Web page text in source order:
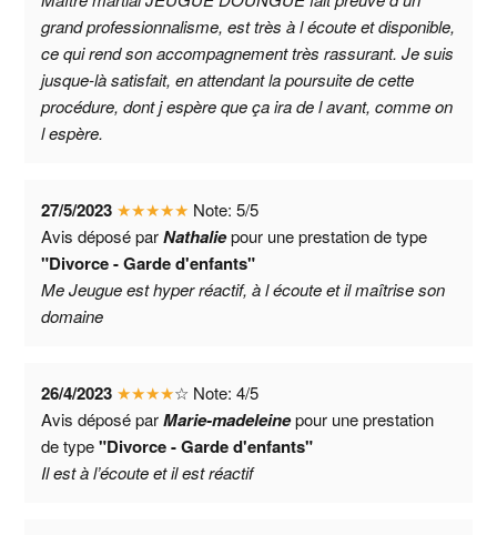
grand professionnalisme, est très à l écoute et disponible,
ce qui rend son accompagnement très rassurant. Je suis
jusque-là satisfait, en attendant la poursuite de cette
procédure, dont j espère que ça ira de l avant, comme on
l espère.
27/5/2023 ★★★★★ Note:5/5
Avis déposé parNathaliepour une prestation de type
"Divorce - Garde d'enfants"
Me Jeugue est hyper réactif, à l écoute et il maîtrise son
domaine
26/4/2023 ★★★★☆ Note:4/5
Avis déposé parMarie-madeleinepour une prestation
de type"Divorce - Garde d'enfants"
Il est à l’écoute et il est réactif